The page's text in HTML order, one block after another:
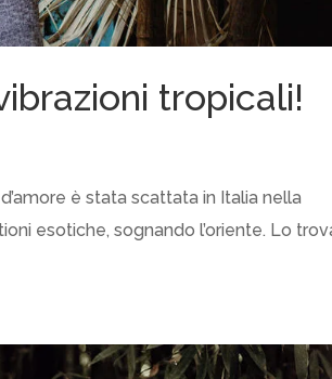
tropicali!
è stata scattata in Italia nella
esotiche, sognando l’oriente. Lo